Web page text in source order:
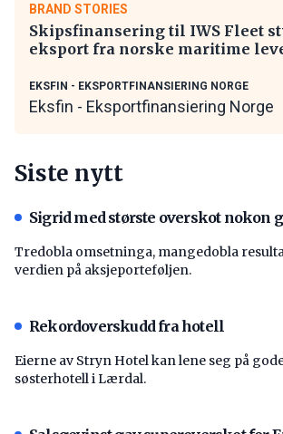
BRAND STORIES
Skipsfinansering til IWS Fleet
eksport fra norske maritime
EKSFIN - EKSPORTFINANSIERING NORGE
Eksfin - Eksportfinansiering Norge
Siste nytt
Sigrid med største overskot nokon
Tredobla omsetninga, mangedobla
verdien på aksjeporteføljen.
Rekordoverskudd fra hotell
Eierne av Stryn Hotel kan lene seg på
søsterhotell i Lærdal.